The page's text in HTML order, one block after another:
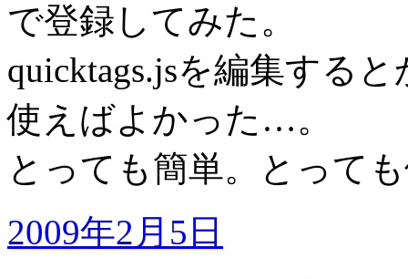
で登録してみた。
quicktags.jsを編集する
使えばよかった…。
とっても簡単。とって
2009年2月5日